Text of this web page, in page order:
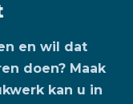
en wil dat
doen? Maak
kan u in